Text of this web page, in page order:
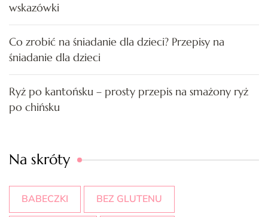
wskazówki
Co zrobić na śniadanie dla dzieci? Przepisy na
śniadanie dla dzieci
Ryż po kantońsku – prosty przepis na smażony ryż
po chińsku
Na skróty
BABECZKI BEZ GLUTENU